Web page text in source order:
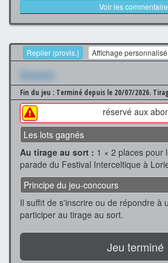
Voir les
Replier (provis.) Affichage personnalisé
Xxxxxxx
Fin du jeu : Terminé depuis le 20/07/2026.
réservé aux
Les lots gagnés
Au tirage au sort : 1 × 2 places pour
parade du Festival Interceltique à
Principe du jeu-concours
Il suffit de s'inscrire ou de répondre à
participer au tirage au sort.
Jeu terminé